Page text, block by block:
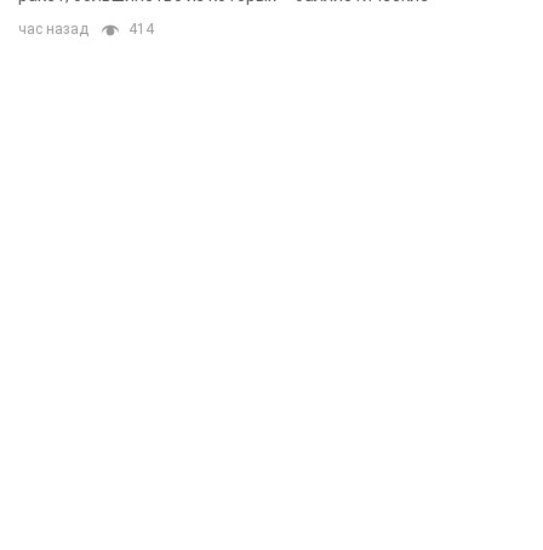
час назад 414